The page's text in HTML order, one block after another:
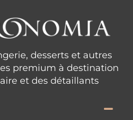
desserts et autres
premium à destination
et des détaillants